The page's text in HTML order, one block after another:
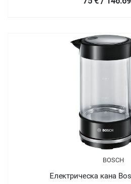
BOSCH
Електрическа кана